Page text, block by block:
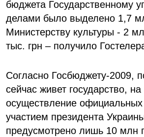
бюджета Государственному
делами было выделено 1,7
Министерству культуры - 2
тыс. грн – получило
Согласно Госбюджету-2009,
сейчас живет государство,
осуществление
участием президента
предусмотрено лишь 10 млн